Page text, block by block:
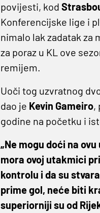
povijesti, kod
Konferencijske lige i
nimalo lak zadatak za
za poraz u KL ove
remijem.
Uoči tog uzvratnog
dao je Kevin Gameiro,
godine na početku i
„Ne mogu doći na
mora ovoj utakmici
kontrolu i da su
prime gol, neće biti
superiorniji su od